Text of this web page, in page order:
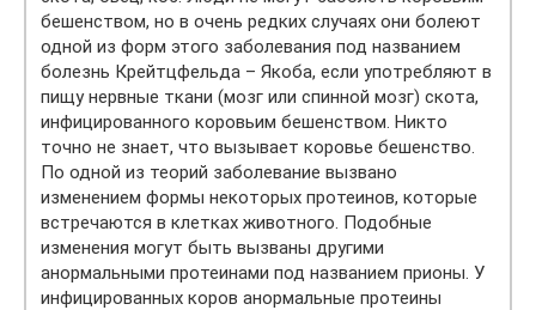
бешенством, но в очень редких случаях они болеют
одной из форм этого заболевания под названием
болезнь Крейтцфельда – Якоба, если употребляют в
пищу нервные ткани (мозг или спинной мозг) скота,
инфицированного коровьим бешенством. Никто
точно не знает, что вызывает коровье бешенство.
По одной из теорий заболевание вызвано
изменением формы некоторых протеинов, которые
встречаются в клетках животного. Подобные
изменения могут быть вызваны другими
анормальными протеинами под названием прионы. У
инфицированных коров анормальные протеины